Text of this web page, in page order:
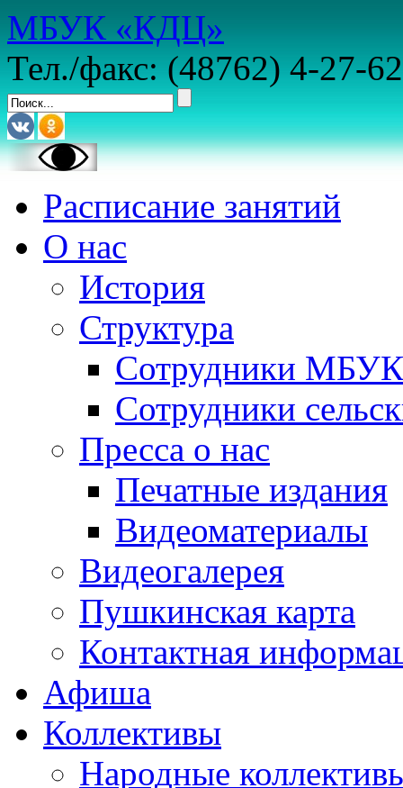
МБУК «КДЦ»
Тел./факс: (48762) 4-27-62
Расписание занятий
О нас
История
Структура
Сотрудники
Сотрудники
Пресса о нас
Печатные издания
Видеоматериалы
Видеогалерея
Пушкинская карта
Контактная
Афиша
Коллективы
Народные